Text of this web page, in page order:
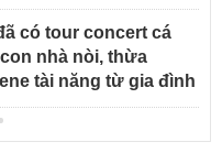
có tour concert cá
nhà nòi, thừa
tài năng từ gia đình